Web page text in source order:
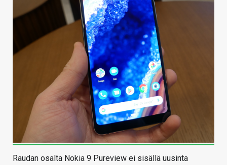
Raudan osalta Nokia 9 Pureview ei sisällä uusinta